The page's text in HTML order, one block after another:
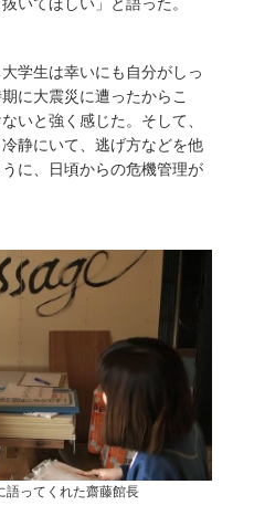
学生は幸いにも自分がしっ
に大震災に遭ったからこ
いと強く感じた。そして、
静にいて、逃げ方などを他
に、日頃からの危機管理が
語ってくれた齋藤館長